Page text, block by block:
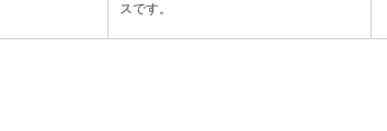
スです。